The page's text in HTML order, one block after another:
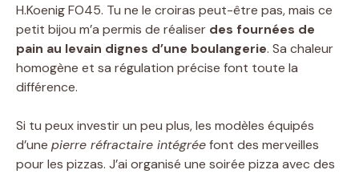
H.Koenig FO45. Tu ne le croiras peut-être pas, mais ce
petit bijou m’a permis de réaliser des fournées de
pain au levain dignes d’une boulangerie. Sa chaleur
homogène et sa régulation précise font toute la
différence.
Si tu peux investir un peu plus, les modèles équipés
d’une pierre réfractaire intégréefont des merveilles
pour les pizzas. J’ai organisé une soirée pizza avec des